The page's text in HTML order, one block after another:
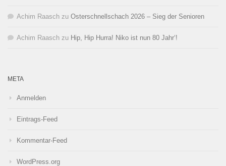
Achim Raasch zu Osterschnellschach 2026 – Sieg der Senioren
Achim Raasch zu Hip, Hip Hurra! Niko ist nun 80 Jahr‘!
META
Anmelden
Eintrags-Feed
Kommentar-Feed
WordPress.org